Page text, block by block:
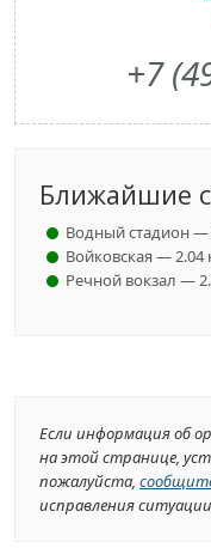
+7
Ближайшие
Водный стадион —
Войковская — 2.04
Речной вокзал —
Если информация об
на этой странице,
пожалуйста,
исправления